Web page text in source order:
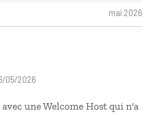
mai 2026
une Welcome Host qui n'a
05/2026